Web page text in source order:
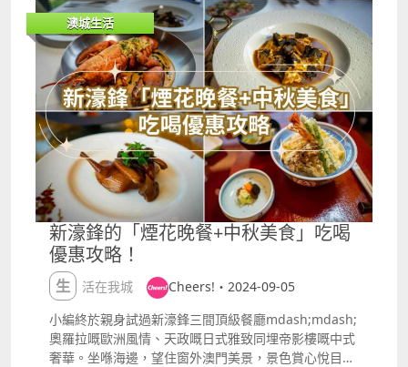
十五周年及澳門回歸祖國二十五周年 中秋園遊晚會設有
多款特色傳統小吃，共度中秋佳節。入場人士更有機會
獲贈別緻傳統兔仔燈籠，以弘揚中國傳統文化及慶祝中
秋佳節。 日期：9月17日 時間：下午6時30分至晚上9
時 地點：婆仔屋文創空間庭院空間 票價：兔費入場 2.
第二十四屆東南亞美食嘉年華 舉辦多年嘅東南亞美食嘉
年華於今年再度帶來多個地區嘅好滋味！嘉年華活動除
美食外，仲有文藝晚會及圖片展，用味覺感受東南亞特
色之餘，同時享受一場視覺盛宴。 日期：9月26至29日
圖片展 時間：上午10時至晚上10時 地點：嘉路米耶圓
形地（三盞燈圓形地） 文藝晚會 時間：晚上8時至10時
地點：嘉路米耶圓形地（三盞燈圓形地） 美食街市集
時間：9月28日、29日下午2時至晚上10時 地點：光復
街 票價：免費入場 3. 2024世界旅遊日托盤比賽 為慶祝
澳門特別行政區成立25周年及一年一度嘅全球性旅遊盛
事「世界旅遊日」，旅遊局繼續舉辦「托盤比賽」，今
年更增設「吉祥物歡樂跑」。澳門多間酒店同餐廳嘅員
工搖身一變成為托盤比賽嘅參賽者，手持載著一瓶「澳
門啤酒」托盤，極力保持平衡之餘仲要以最快速度由大
澳城生活
新濠鋒的「煙花晚餐+中秋美食」吃喝
優惠攻略！
生活在我城
Cheers!・2024-09-05
小編終於親身試過新濠鋒三間頂級餐廳mdash;mdash;
奧羅拉嘅歐洲風情、天政嘅日式雅致同埋帝影樓嘅中式
奢華。坐喺海邊，望住窗外澳門美景，景色賞心悅目，